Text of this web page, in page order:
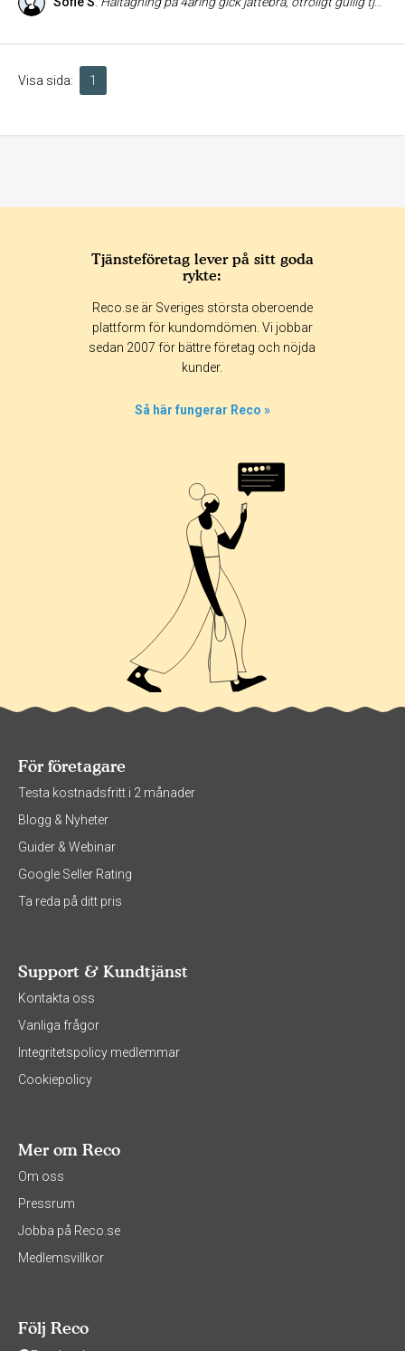
Visa sida: 1
Tjänsteföretag lever på sitt goda
rykte:
Reco.se är Sveriges största oberoende
plattform för kundomdömen. Vi jobbar
sedan 2007 för bättre företag och nöjda
kunder.
Så här fungerar Reco »
För företagare
Testa kostnadsfritt i 2 månader
Blogg & Nyheter
Guider & Webinar
Google Seller Rating
Ta reda på ditt pris
Support & Kundtjänst
Kontakta oss
Vanliga frågor
Integritetspolicy medlemmar
Cookiepolicy
Mer om Reco
Om oss
Pressrum
Jobba på Reco.se
Medlemsvillkor
Följ Reco